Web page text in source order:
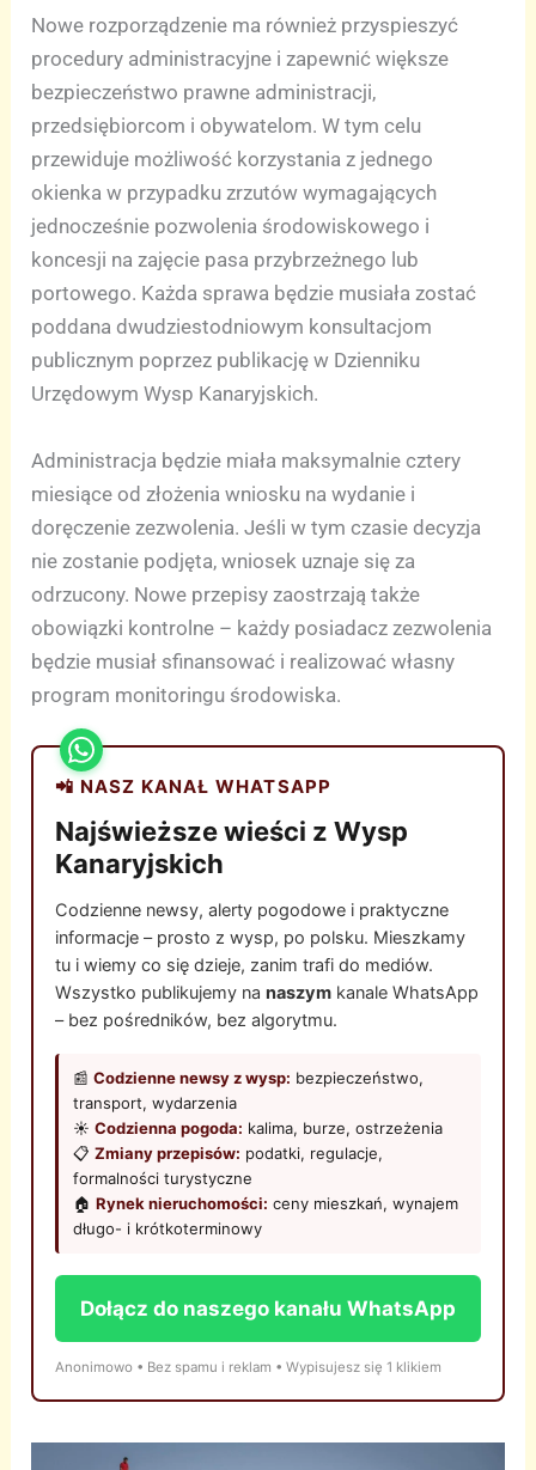
Nowe rozporządzenie ma również przyspieszyć
procedury administracyjne i zapewnić większe
bezpieczeństwo prawne administracji,
przedsiębiorcom i obywatelom. W tym celu
przewiduje możliwość korzystania z jednego
okienka w przypadku zrzutów wymagających
jednocześnie pozwolenia środowiskowego i
koncesji na zajęcie pasa przybrzeżnego lub
portowego. Każda sprawa będzie musiała zostać
poddana dwudziestodniowym konsultacjom
publicznym poprzez publikację w Dzienniku
Urzędowym Wysp Kanaryjskich.
Administracja będzie miała maksymalnie cztery
miesiące od złożenia wniosku na wydanie i
doręczenie zezwolenia. Jeśli w tym czasie decyzja
nie zostanie podjęta, wniosek uznaje się za
odrzucony. Nowe przepisy zaostrzają także
obowiązki kontrolne – każdy posiadacz zezwolenia
będzie musiał sfinansować i realizować własny
program monitoringu środowiska.
📲 NASZ KANAŁ WHATSAPP
Najświeższe wieści z Wysp
Kanaryjskich
Codzienne newsy, alerty pogodowe i praktyczne
informacje – prosto z wysp, po polsku. Mieszkamy
tu i wiemy co się dzieje, zanim trafi do mediów.
Wszystko publikujemy nanaszym kanale WhatsApp
– bez pośredników, bez algorytmu.
📰Codzienne newsy z wysp: bezpieczeństwo,
transport, wydarzenia
☀️Codzienna pogoda: kalima, burze, ostrzeżenia
📋Zmiany przepisów: podatki, regulacje,
formalności turystyczne
🏠Rynek nieruchomości: ceny mieszkań, wynajem
długo- i krótkoterminowy
Dołącz do naszego kanału WhatsApp
Anonimowo • Bez spamu i reklam • Wypisujesz się 1 klikiem